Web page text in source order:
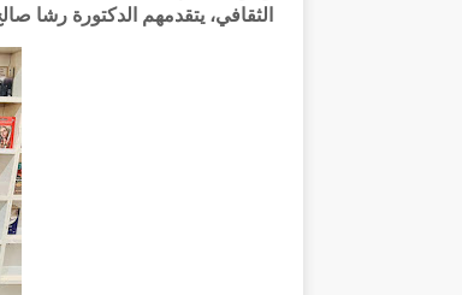
الثقافي، يتقدمهم الدكتورة رشا